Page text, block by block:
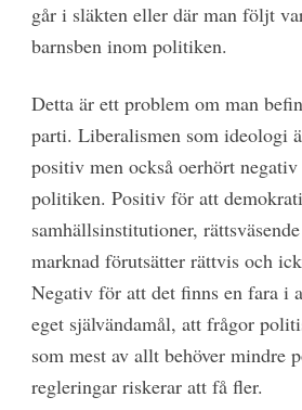
går i släkten eller där man följt
barnsben inom politiken.
Detta är ett problem om man
parti. Liberalismen som ideologi
positiv men också oerhört
politiken. Positiv för att
samhällsinstitutioner,
marknad förutsätter rättvis och
Negativ för att det finns en fara i
eget självändamål, att frågor
som mest av allt behöver mindre
regleringar riskerar att få fler.